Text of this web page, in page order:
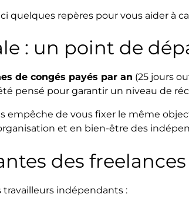
quelques repères pour vous aider à
: un point de
de congés payés par an (25 jours
pensé pour garantir un niveau de
de vous fixer le même
et en bien-être des
des freelances
indépendants :